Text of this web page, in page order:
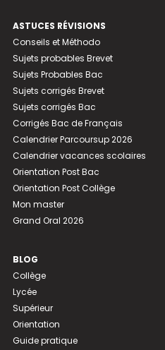
ASTUCES RÉVISIONS
Conseils et Méthodo
Sujets probables Brevet
Sujets Probables Bac
Sujets corrigés Brevet
Sujets corrigés Bac
Corrigés Bac de Français
Calendrier Parcoursup 2026
Calendrier vacances scolaires
Orientation Post Bac
Orientation Post Collège
Mon master
Grand Oral 2026
BLOG
Collège
Lycée
Supérieur
Orientation
Guide pratique